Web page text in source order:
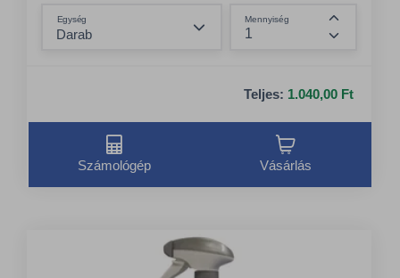
szennyeződések, szappanhab és víznyomok
ellen.
Egység Mennyiség
Összeg
Teljes: 1.040,00 Ft
Számológép Vásárlás